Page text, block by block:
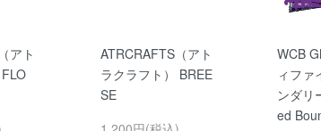
アト
ATRCRAFTS（アト
ラクラフト） BREE
SE
WCB
ィファ
ンダリ
ed